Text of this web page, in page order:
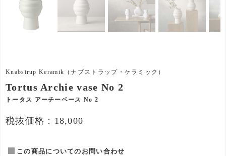
Knabstrup Keramik（ナブストラップ・ケラミック）
Tortus Archie vase No 2
トータス アーチーベース No 2
税抜価格：18,000
この商品についてのお問い合わせ